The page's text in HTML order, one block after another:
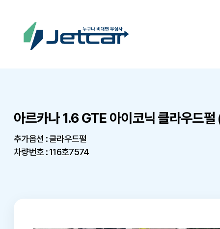
아르카나 1.6 GTE 아이코닉 클라우드
추가옵션 : 클라우드펄
차량번호 : 116호7574